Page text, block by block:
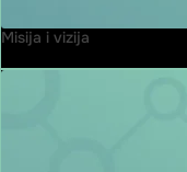
Misija i vizija